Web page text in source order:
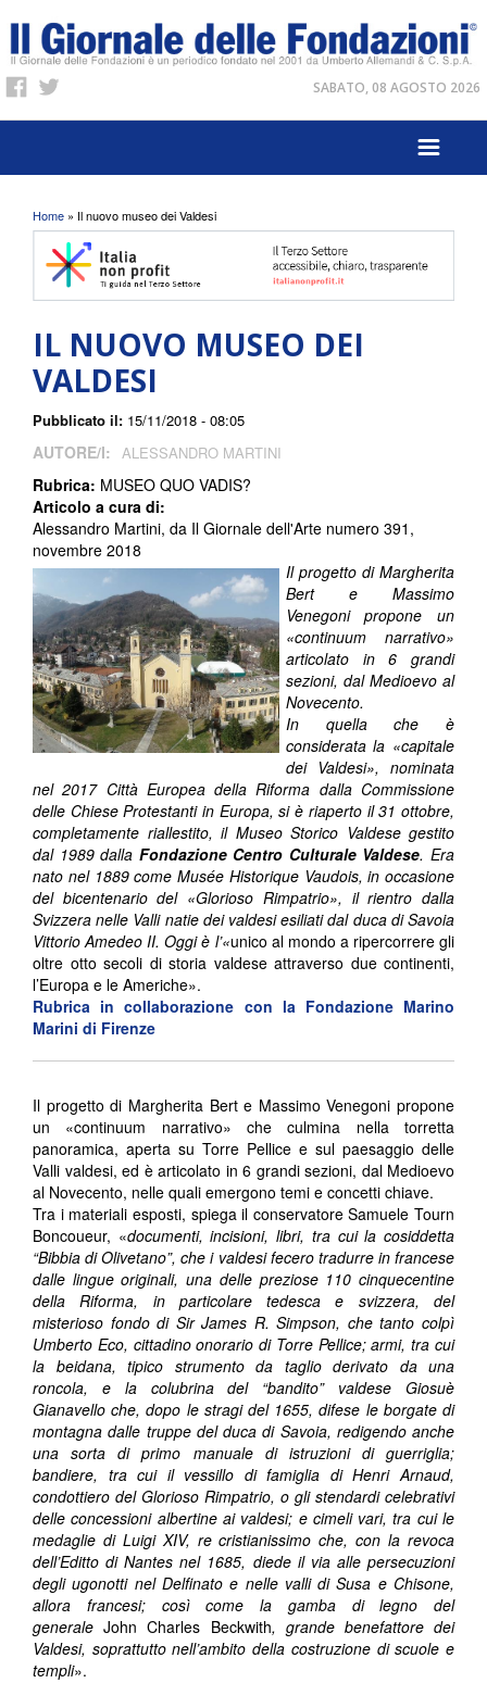
SABATO, 08 AGOSTO 2026
Tu sei qui
Home » Il nuovo museo dei Valdesi
IL NUOVO MUSEO DEI
VALDESI
Pubblicato il: 15/11/2018 - 08:05
AUTORE/I: ALESSANDRO MARTINI
Rubrica: MUSEO QUO VADIS?
Articolo a cura di:
Alessandro Martini, da Il Giornale dell'Arte numero 391,
novembre 2018
Il progetto di Margherita
Bert e Massimo
Venegoni propone un
«continuum narrativo»
articolato in 6 grandi
sezioni, dal Medioevo al
Novecento.
In quella che è
considerata la «capitale
dei Valdesi», nominata
nel 2017 Città Europea della Riforma dalla Commissione
delle Chiese Protestanti in Europa, si è riaperto il 31 ottobre,
completamente riallestito, il Museo Storico Valdese gestito
dal 1989 dalla Fondazione Centro Culturale Valdese. Era
nato nel 1889 come Musée Historique Vaudois, in occasione
del bicentenario del «Glorioso Rimpatrio», il rientro dalla
Svizzera nelle Valli natie dei valdesi esiliati dal duca di Savoia
Vittorio Amedeo II. Oggi è l’«unico al mondo a ripercorrere gli
oltre otto secoli di storia valdese attraverso due continenti,
l’Europa e le Americhe».
Rubrica in collaborazione con la Fondazione Marino
Marini di Firenze
Il progetto di Margherita Bert e Massimo Venegoni propone
un «continuum narrativo» che culmina nella torretta
panoramica, aperta su Torre Pellice e sul paesaggio delle
Valli valdesi, ed è articolato in 6 grandi sezioni, dal Medioevo
al Novecento, nelle quali emergono temi e concetti chiave.
Tra i materiali esposti, spiega il conservatore Samuele Tourn
Boncoueur, «documenti, incisioni, libri, tra cui la cosiddetta
“Bibbia di Olivetano”, che i valdesi fecero tradurre in francese
dalle lingue originali, una delle preziose 110 cinquecentine
della Riforma, in particolare tedesca e svizzera, del
misterioso fondo di Sir James R. Simpson, che tanto colpì
Umberto Eco, cittadino onorario di Torre Pellice; armi, tra cui
la beidana, tipico strumento da taglio derivato da una
roncola, e la colubrina del “bandito” valdese Giosuè
Gianavello che, dopo le stragi del 1655, difese le borgate di
montagna dalle truppe del duca di Savoia, redigendo anche
una sorta di primo manuale di istruzioni di guerriglia;
bandiere, tra cui il vessillo di famiglia di Henri Arnaud,
condottiero del Glorioso Rimpatrio, o gli stendardi celebrativi
delle concessioni albertine ai valdesi; e cimeli vari, tra cui le
medaglie di Luigi XIV, re cristianissimo che, con la revoca
dell’Editto di Nantes nel 1685, diede il via alle persecuzioni
degli ugonotti nel Delfinato e nelle valli di Susa e Chisone,
allora francesi; così come la gamba di legno del
generaleJohn Charles Beckwith, grande benefattore dei
Valdesi, soprattutto nell’ambito della costruzione di scuole e
templi».